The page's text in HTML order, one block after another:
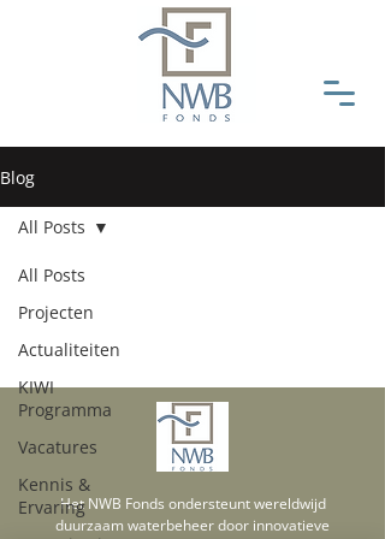
Blog
All Posts
Projecten
Actualiteiten
KIWI
Programma
Vacatures
Kennis &
Ervaring
All Posts
Het NWB Fonds ondersteunt wereldwijd
duurzaam waterbeheer door innovatieve